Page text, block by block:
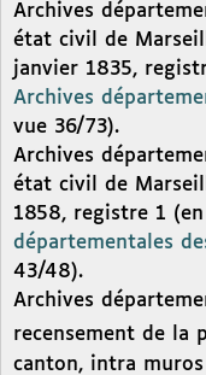
Archives
état civil de
janvier 1835,
Archives
vue 36/73).
Archives
état civil de
1858, registre 1
départementales
43/48).
Archives
recensement de la
canton, intra